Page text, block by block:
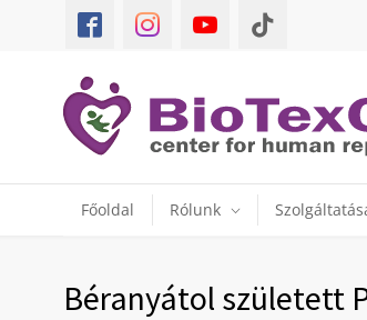
Főoldal Rólunk
Béranyátol született